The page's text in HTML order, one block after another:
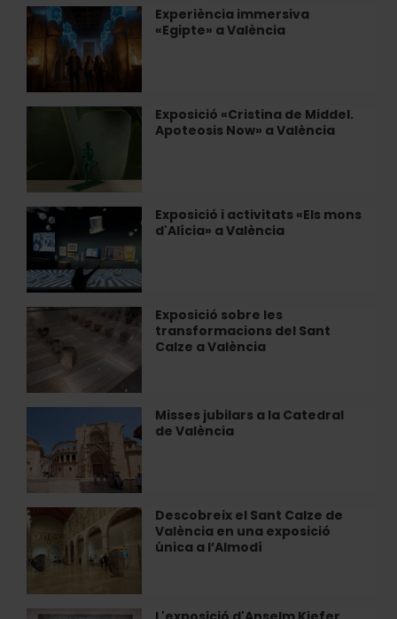
Experiència immersiva
«Egipte» a València
Experiència
immersiva
«Egipte»
a
València
Exposició «Cristina de Middel.
Apoteosis Now» a València
Apoteosis
Now»
València
Exposició i activitats «Els mons
d'Alícia» a València
Exposició
activitats
«Els
mons
d'Alícia»
València
Exposició sobre les
transformacions del Sant
Calze a València
Exposició
sobre
transformacions
del
Sant
a
València
Misses jubilars a la Catedral
de València
jubilars
a
la
Catedral
de
València
Descobreix el Sant Calze de
València en una exposició
única a l’Almodí
Descobreix
Sant
Calze
de
València